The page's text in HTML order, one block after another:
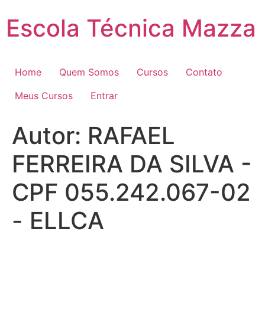
para
Escola Técnica Mazza
Home Quem Somos Cursos
Contato
Meus Cursos
Entrar
Autor: RAFAEL
FERREIRA DA SILVA -
CPF 055.242.067-02
- ELLCA